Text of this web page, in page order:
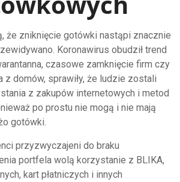
że zniknięcie gotówki nastąpi znacznie
Koronawirus obudził trend
czasowe zamknięcie firm czy
z domów, sprawiły, że ludzie zostali
z zakupów internetowych i metod
po prostu nie mogą i nie mają
gotówki.
przyzwyczajeni do braku
portfela wolą korzystanie z BLIKA,
kart płatniczych i innych